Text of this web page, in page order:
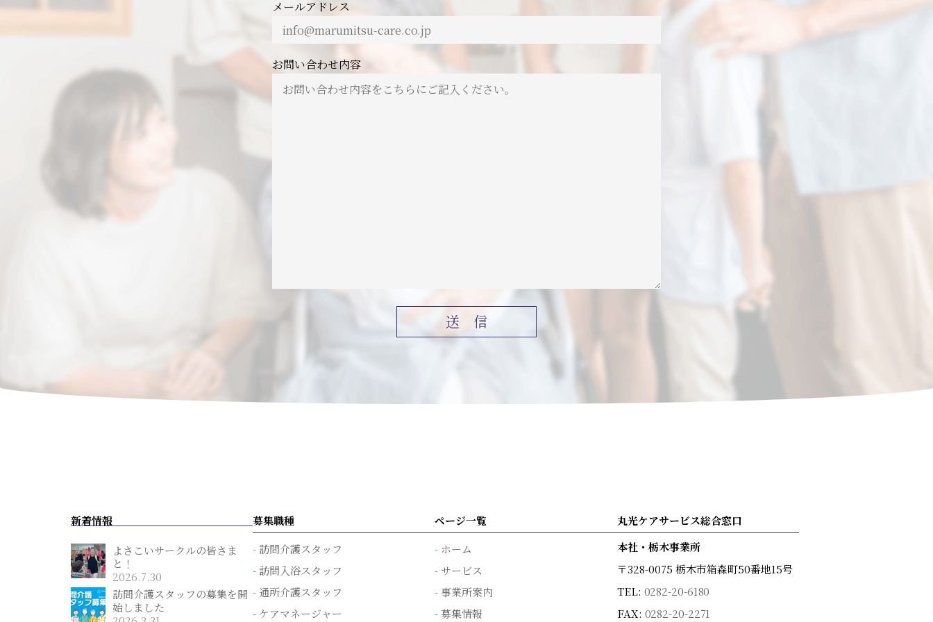
メールアドレス
お問い合わせ内容
新着情報
よさこいサークルの皆さま
と！
2026.7.30
訪問介護スタッフの募集を開
始しました
募集職種
訪問介護スタッフ
訪問入浴スタッフ
通所介護スタッフ
ケアマネージャー
ページ一覧
ホーム
サービス
事業所案内
募集情報
丸光ケアサービス総合窓口
本社・栃木事業所
〒328-0075 栃木市箱森町50番地15号
TEL: 0282-20-6180
FAX: 0282-20-2271